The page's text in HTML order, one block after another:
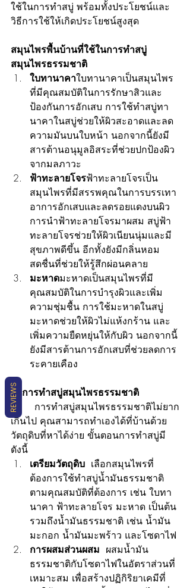
ใช้ในการทำสบู่ พร้อมทั้งประโยชน์และ
วิธีการใช้ให้เกิดประโยชน์สูงสุด
สมุนไพรพื้นบ้านที่ใช้ในการทำสบู่
สมุนไพรธรรมชาติ
ใบทานาคาใบทานาคาเป็นสมุนไพร
ที่มีคุณสมบัติในการรักษาสิวและ
ป้องกันการอักเสบ การใช้ทำสบู่ทา
นาคาในสบู่ช่วยให้ผิวสะอาดและลด
ความมันบนใบหน้า นอกจากนี้ยังมี
สารต้านอนุมูลอิสระที่ช่วยปกป้องผิว
จากมลภาวะ
ฟ้าทะลายโจรฟ้าทะลายโจรเป็น
สมุนไพรที่มีสรรพคุณในการบรรเทา
อาการอักเสบและลดรอยแดงบนผิว
การนำฟ้าทะลายโจรมาผสม สบู่ฟ้า
ทะลายโจรช่วยให้ผิวเนียนนุ่มและมี
สุขภาพดีขึ้น อีกทั้งยังมีกลิ่นหอม
สดชื่นที่ช่วยให้รู้สึกผ่อนคลาย
มะหาดมะหาดเป็นสมุนไพรที่มี
คุณสมบัติในการบำรุงผิวและเพิ่ม
ความชุ่มชื้น การใช้มะหาดในสบู่
มะหาดช่วยให้ผิวไม่แห้งกร้าน และ
เพิ่มความยืดหยุ่นให้กับผิว นอกจากนี้
ยังมีสารต้านการอักเสบที่ช่วยลดการ
ระคายเคือง
วิธีการทำสบู่สมุนไพรธรรมชาติ
	การทำสบู่สมุนไพรธรรมชาติไม่ยาก
เกินไป คุณสามารถทำเองได้ที่บ้านด้วย
วัตถุดิบที่หาได้ง่าย ขั้นตอนการทำสบู่มี
ดังนี้
เตรียมวัตถุดิบ เลือกสมุนไพรที่
ต้องการใช้ทำสบู่น้ำมันธรรมชาติ
ตามคุณสมบัติที่ต้องการ เช่น ใบทา
นาคา ฟ้าทะลายโจร มะหาด เป็นต้น
รวมถึงน้ำมันธรรมชาติ เช่น น้ำมัน
มะกอก น้ำมันมะพร้าว และโซดาไฟ
การผสมส่วนผสม ผสมน้ำมัน
ธรรมชาติกับโซดาไฟในอัตราส่วนที่
เหมาะสม เพื่อสร้างปฏิกิริยาเคมีที่
REVIEWS